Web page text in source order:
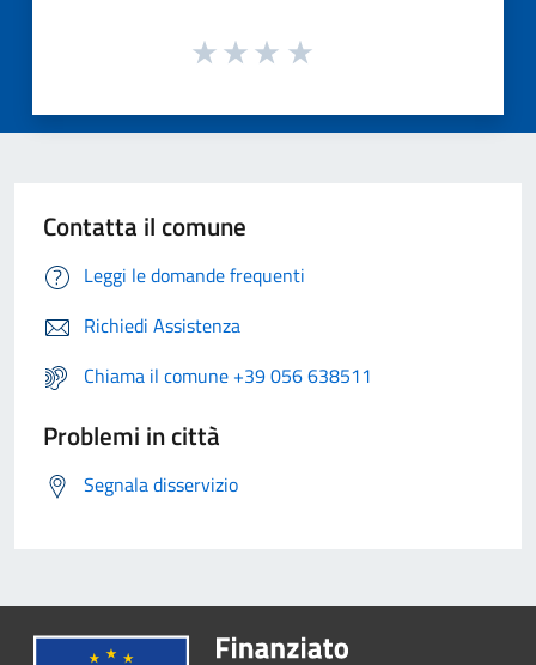
Contatta il comune
Leggi le domande frequenti
Richiedi Assistenza
Chiama il comune +39 056 638511
Problemi in città
Segnala disservizio